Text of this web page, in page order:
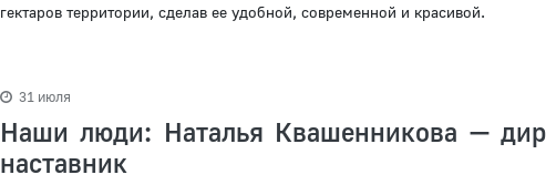
гектаров территории, сделав ее удобной, современной и красивой.
31 июля
Наши люди: Наталья Квашенникова —
наставник